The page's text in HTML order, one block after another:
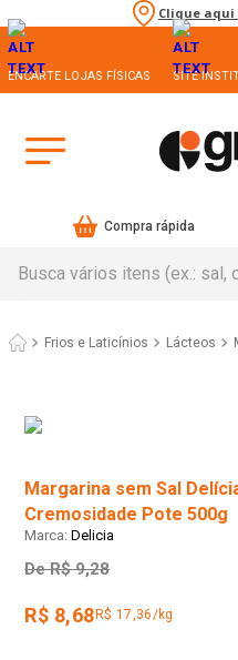
Clique aqui
ENCARTE LOJAS FÍSICAS SITE
Compra rápida
Frios e Laticínios Lácteos
Margarina sem Sal
Cremosidade Pote 500g
Delicia
De R$ 9,28
R$ 8,68 R$ 17,36/kg